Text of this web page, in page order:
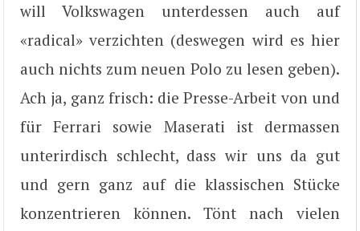
will Volkswagen unterdessen auch auf
«radical» verzichten (deswegen wird es hier
auch nichts zum neuen Polo zu lesen geben).
Ach ja, ganz frisch: die Presse-Arbeit von und
für Ferrari sowie Maserati ist dermassen
unterirdisch schlecht, dass wir uns da gut
und gern ganz auf die klassischen Stücke
konzentrieren können. Tönt nach vielen